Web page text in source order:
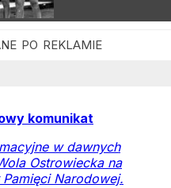
komunikat
w dawnych
Ostrowiecka na
Pamięci Narodowej.